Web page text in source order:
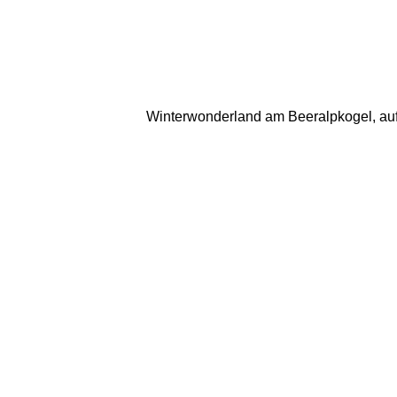
Winterwonderland am Beeralpkogel,